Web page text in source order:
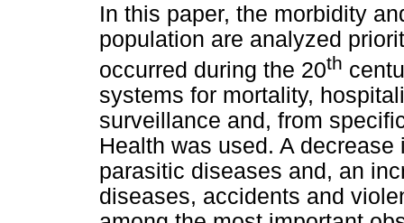
In this paper, the morbidity
population are analyzed
occurred during the 20th
systems for mortality,
surveillance and, from
Health was used. A
parasitic diseases and, an
diseases, accidents and